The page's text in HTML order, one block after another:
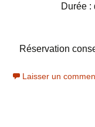
Durée :
Réservation
Laisser un